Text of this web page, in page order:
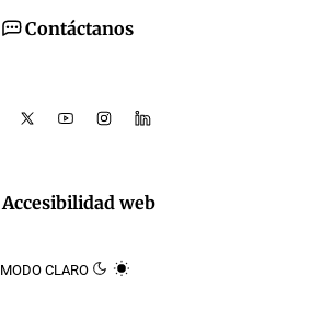
Contáctanos
Accesibilidad web
MODO CLARO